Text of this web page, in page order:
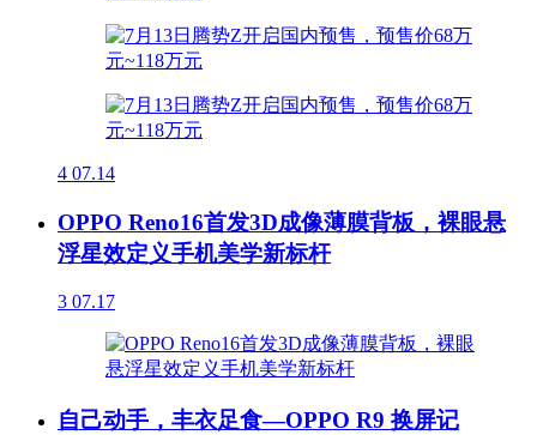
4 07.14
OPPO Reno16首发3D成像薄膜背板，裸眼悬
浮星效定义手机美学新标杆
3 07.17
自己动手，丰衣足食—OPPO R9 换屏记